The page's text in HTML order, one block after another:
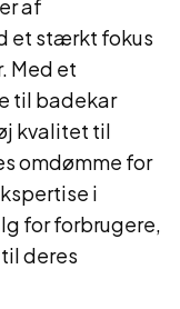
af
et stærkt fokus
Med et
til badekar
kvalitet til
omdømme for
i
for forbrugere,
deres